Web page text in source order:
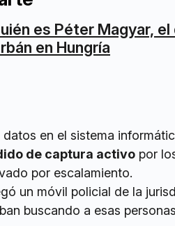
es Péter Magyar,
en Hungría
en el sistema
de captura activo por
por escalamiento.
un móvil policial de la
buscando a esas